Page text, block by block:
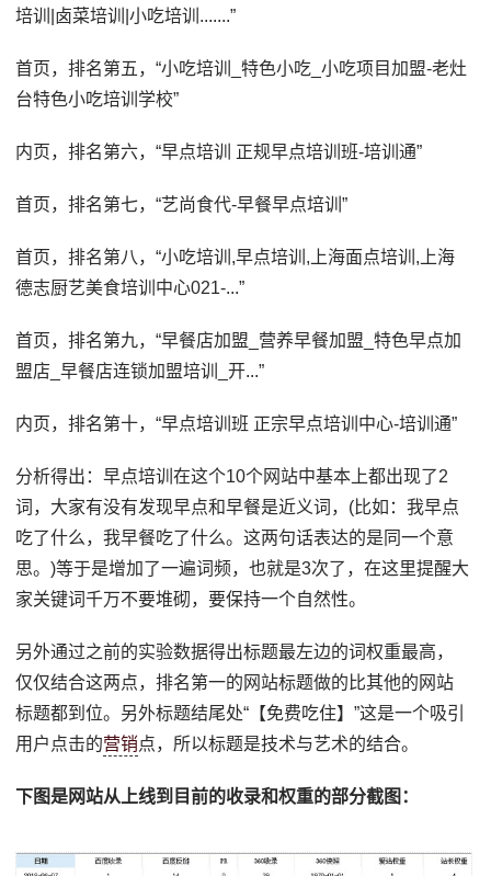
培训|卤菜培训|小吃培训.......”
首页，排名第五，“小吃培训_特色小吃_小吃项目加盟-老灶
台特色小吃培训学校”
内页，排名第六，“早点培训 正规早点培训班-培训通”
首页，排名第七，“艺尚食代-早餐早点培训”
首页，排名第八，“小吃培训,早点培训,上海面点培训,上海
德志厨艺美食培训中心021-...”
首页，排名第九，“早餐店加盟_营养早餐加盟_特色早点加
盟店_早餐店连锁加盟培训_开...”
内页，排名第十，“早点培训班 正宗早点培训中心-培训通”
分析得出：早点培训在这个10个网站中基本上都出现了2
词，大家有没有发现早点和早餐是近义词，(比如：我早点
吃了什么，我早餐吃了什么。这两句话表达的是同一个意
思。)等于是增加了一遍词频，也就是3次了，在这里提醒大
家关键词千万不要堆砌，要保持一个自然性。
另外通过之前的实验数据得出标题最左边的词权重最高，
仅仅结合这两点，排名第一的网站标题做的比其他的网站
标题都到位。另外标题结尾处“【免费吃住】”这是一个吸引
用户点击的营销点，所以标题是技术与艺术的结合。
下图是网站从上线到目前的收录和权重的部分截图：